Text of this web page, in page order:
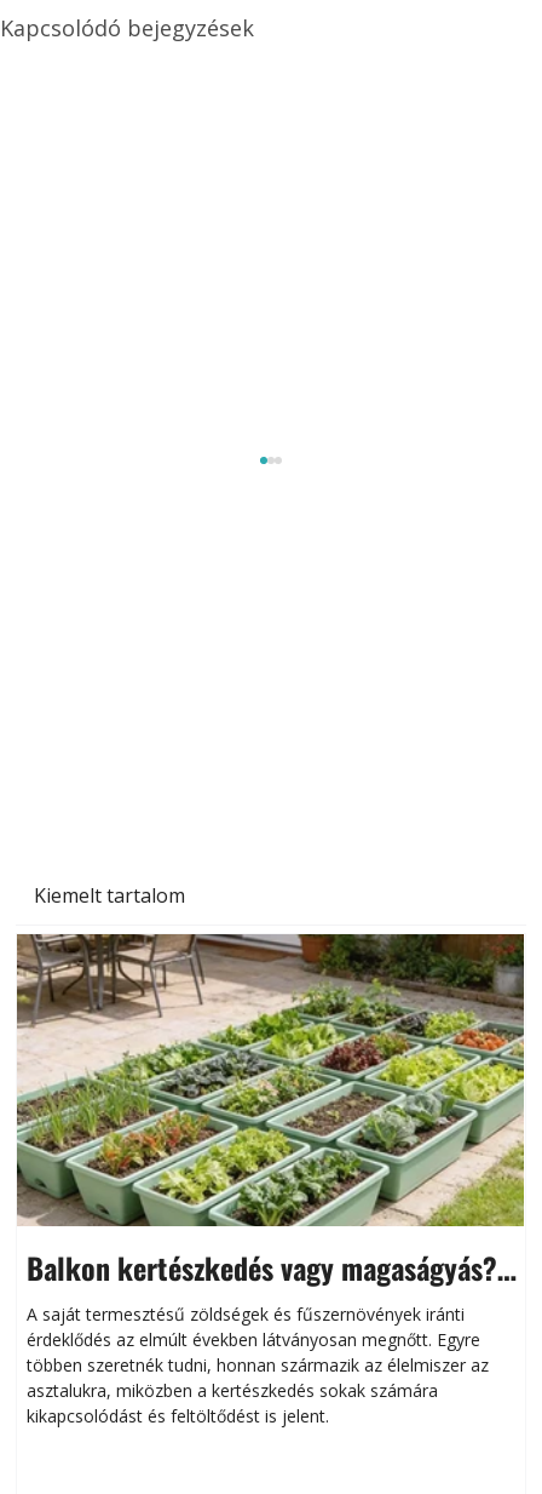
Kiemelt tartalom
Balkon kertészkedés vagy magaságyás?
Helytakarékos kertészkedés
A saját termesztésű zöldségek és fűszernövények iránti
érdeklődés az elmúlt években látványosan megnőtt. Egyre
többen szeretnék tudni, honnan származik az élelmiszer az
asztalukra, miközben a kertészkedés sokak számára
kikapcsolódást és feltöltődést is jelent.
Kapcsolódó bejegyzések